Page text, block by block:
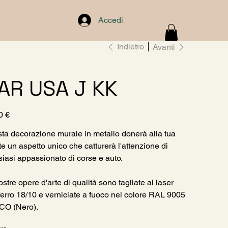
Accedi
Indietro Avanti
USA J KK
€
decorazione murale in metallo donerà alla tua
un aspetto unico che catturerà l'attenzione di
appassionato di corse e auto.
opere d'arte di qualità sono tagliate al laser
18/10 e verniciate a fuoco nel colore RAL 9005
(Nero).